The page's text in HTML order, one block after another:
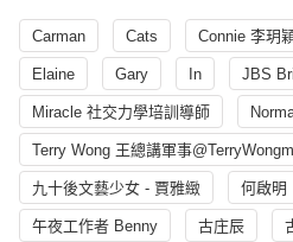
Carman Cats Connie 李玥
Elaine Gary In JBS
Miracle 社交力學培訓導師
Terry Wong 王總講軍事
九十後文藝少女 - 賈雅緻 何啟明
午夜工作者 Benny 古庄辰